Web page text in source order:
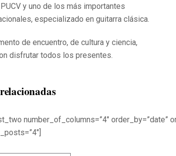
y uno de los más importantes
especializado en guitarra clásica.
de encuentro, de cultura y ciencia,
disfrutar todos los presentes.
number_of_columns=”4″ order_by=”date”